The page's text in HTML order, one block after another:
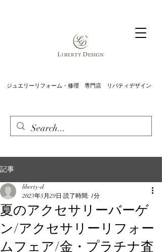
ジュエリーリフォーム・修理 専門店 リバティデザイン
記事
夏のアクセサリーバーゲ
ン/アクセサリーリフォー
ムフェア/金・プラチナ査
liberty-d
2023年5月29日 読了時間: 1分